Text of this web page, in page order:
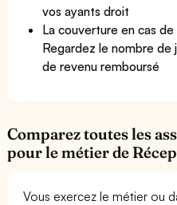
vos ayants droit
La couverture en cas
Regardez le nombre
de revenu remboursé
Comparez toutes les
pour le métier de
Vous exercez le métier ou